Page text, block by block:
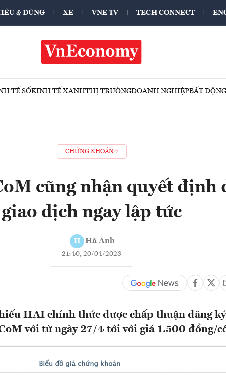
& DÙNG XE VNE TV TECH CONNECT
TẾ SỐKINH TẾ XANHTHỊ TRƯỜNGDOANH NGHIỆPBẤT
CHỨNG KHOÁN
cũng nhận quyết định
giao dịch ngay lập tức
H Hà Anh
21:40, 20/04/2023
HAI chính thức được chấp thuận đăng
với từ ngày 27/4 tới với giá 1.500 đồng/